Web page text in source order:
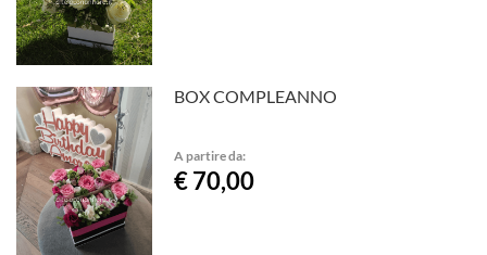
BOX COMPLEANNO
A partire da:
€ 70,00